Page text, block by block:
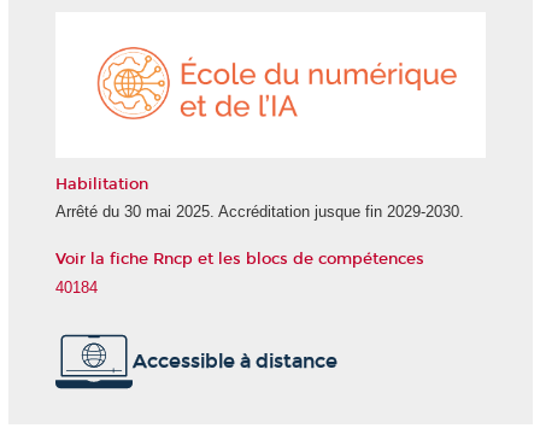
Habilitation
Arrêté du 30 mai 2025. Accréditation jusque fin 2029-2030.
Voir la fiche Rncp et les blocs de compétences
40184
Accessible à distance